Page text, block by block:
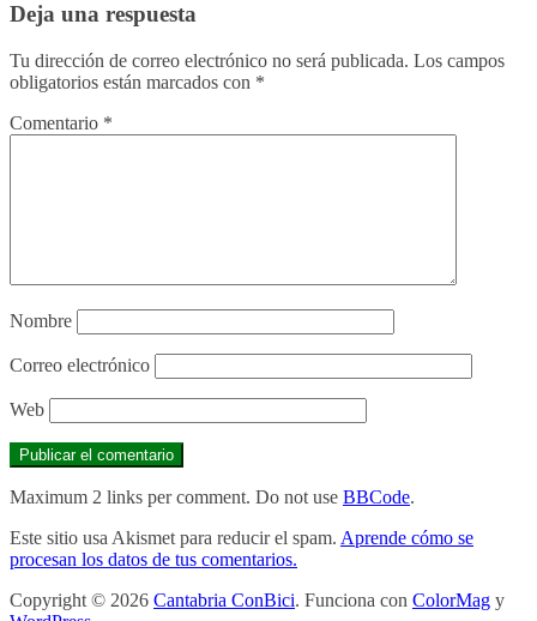
Deja una respuesta
Tu dirección de correo electrónico no será publicada. Los campos
obligatorios están marcados con *
Comentario *
Nombre
Correo electrónico
Web
Maximum 2 links per comment. Do not use BBCode.
Este sitio usa Akismet para reducir el spam. Aprende cómo se
procesan los datos de tus comentarios.
Copyright © 2026 Cantabria ConBici. Funciona con ColorMag y